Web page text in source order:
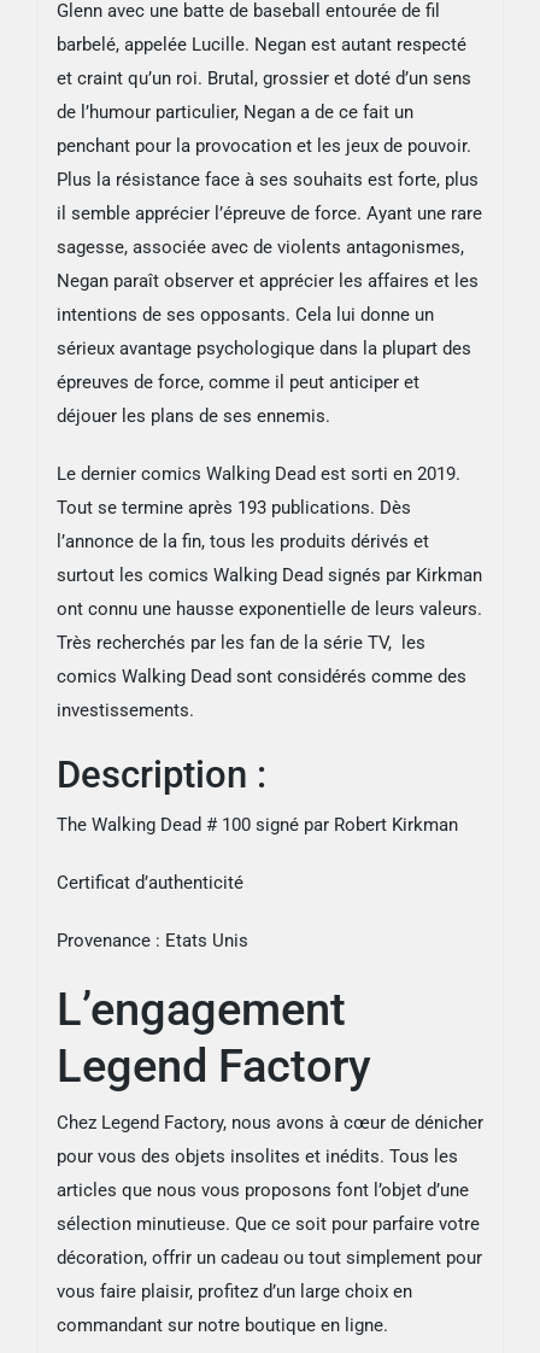
Glenn avec une batte de baseball entourée de fil
barbelé, appelée Lucille. Negan est autant respecté
et craint qu’un roi. Brutal, grossier et doté d’un sens
de l’humour particulier, Negan a de ce fait un
penchant pour la provocation et les jeux de pouvoir.
Plus la résistance face à ses souhaits est forte, plus
il semble apprécier l’épreuve de force. Ayant une rare
sagesse, associée avec de violents antagonismes,
Negan paraît observer et apprécier les affaires et les
intentions de ses opposants. Cela lui donne un
sérieux avantage psychologique dans la plupart des
épreuves de force, comme il peut anticiper et
déjouer les plans de ses ennemis.
Le dernier comics Walking Dead est sorti en 2019.
Tout se termine après 193 publications. Dès
l’annonce de la fin, tous les produits dérivés et
surtout les comics Walking Dead signés par Kirkman
ont connu une hausse exponentielle de leurs valeurs.
Très recherchés par les fan de la série TV, les
comics Walking Dead sont considérés comme des
investissements.
Description :
The Walking Dead # 100 signé par Robert Kirkman
Certificat d’authenticité
Provenance : Etats Unis
L’engagement
Legend Factory
Chez Legend Factory, nous avons à cœur de dénicher
pour vous des objets insolites et inédits. Tous les
articles que nous vous proposons font l’objet d’une
sélection minutieuse. Que ce soit pour parfaire votre
décoration, offrir un cadeau ou tout simplement pour
vous faire plaisir, profitez d’un large choix en
commandant sur notre boutique en ligne.